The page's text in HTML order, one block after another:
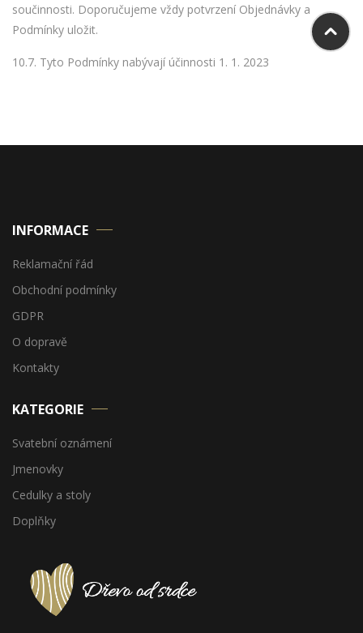
součinnosti. Doporučujeme vždy potvrzení Objednávky a
Podmínky uložit.
10.7. Tyto Podmínky nabývají účinnosti 1. 1. 2023
INFORMACE
Reklamační řád
Obchodní podmínky
GDPR
O dopravě
Kontakty
KATEGORIE
Svatební oznámení
Jmenovky
Cedulky a stoly
Doplňky